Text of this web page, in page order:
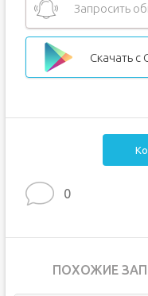
Запросить
Скачать с
0
ПОХОЖИЕ